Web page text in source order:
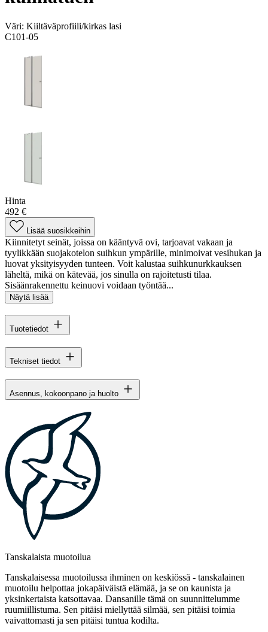
Väri: Kiiltäväprofiili/kirkas lasi
C101-05
Hinta
492 €
Lisää suosikkeihin
Kiinnitetyt seinät, joissa on kääntyvä ovi, tarjoavat vakaan ja
tyylikkään suojakotelon suihkun ympärille, minimoivat vesihukan ja
luovat yksityisyyden tunteen. Voit kalustaa suihkunurkkauksen
läheltä, mikä on kätevää, jos sinulla on rajoitetusti tilaa.
Sisäänrakennettu keinuovi voidaan työntää...
Näytä lisää
Tuotetiedot
Tekniset tiedot
Asennus, kokoonpano ja huolto
Tanskalaista muotoilua
Tanskalaisessa muotoilussa ihminen on keskiössä - tanskalainen
muotoilu helpottaa jokapäiväistä elämää, ja se on kaunista ja
yksinkertaista katsottavaa. Dansanille tämä on suunnittelumme
ruumiillistuma. Sen pitäisi miellyttää silmää, sen pitäisi toimia
vaivattomasti ja sen pitäisi tuntua kodilta.